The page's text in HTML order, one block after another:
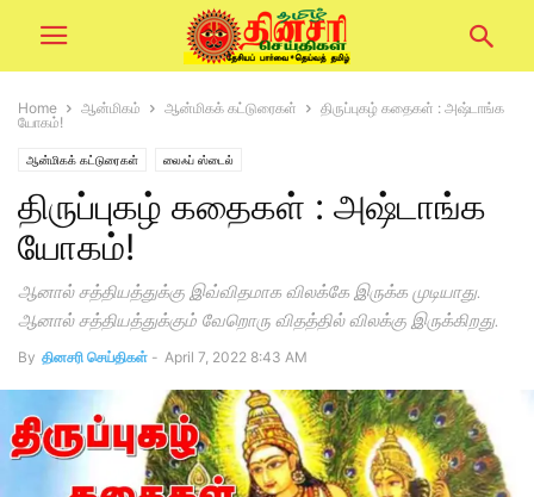
Home ஆன்மிகம் ஆன்மிகக் கட்டுரைகள்
திருப்புகழ் கதைகள் : அஷ்டாங்க
யோகம்!
ஆன்மிகக் கட்டுரைகள் லைஃப் ஸ்டைல்
திருப்புகழ் கதைகள் : அஷ்டாங்க
யோகம்!
ஆனால் சத்தியத்துக்கு இவ்விதமாக விலக்கே இருக்க முடியாது.
ஆனால் சத்தியத்துக்கும் வேறொரு விதத்தில் விலக்கு இருக்கிறது.
By தினசரி செய்திகள் - April 7, 2022 8:43 AM